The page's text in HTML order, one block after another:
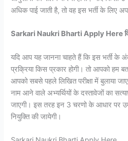
अधिक पाई जाती है, तो वह इस भर्ती के लिए
Sarkari Naukri Bharti Apply Here
यदि आप यह जानना चाहते हैं कि इस भर्ती के
प्रक्रिया किस प्रकार होगी। तो आपको हम
आपको सबसे पहले लिखित परीक्षा में बुलाया
नाम आने वाले अभ्यर्थियों के दस्तावेजों का
जाएगी। इस तरह इन 3 चरणो के आधार पर
नियुक्ति की जायेगी।